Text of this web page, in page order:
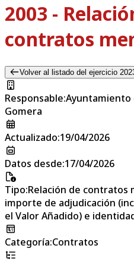
2003 -
contratos
Volver al listado del ejercicio
Responsable:Ayuntamiento
Gomera
Actualizado:19/04/2026
Datos desde:17/04/2026
Tipo:Relación de contratos
importe de adjudicación
el Valor Añadido) e
Categoría:Contratos